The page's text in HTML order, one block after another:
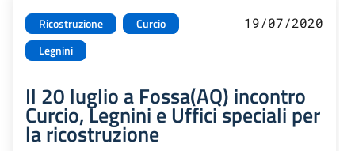
Ricostruzione
Curcio
Legnini
19/07/2020
Il 20 luglio a Fossa(AQ) incontro
Curcio, Legnini e Uffici speciali per
la ricostruzione